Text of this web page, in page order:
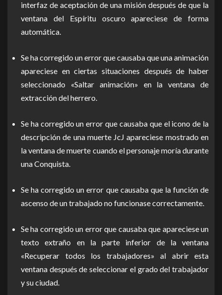
interfaz de aceptación de una misión después de que la
ventana del Espíritu oscuro apareciese de forma
automática.
Se ha corregido un error que causaba que una animación
apareciese en ciertas situaciones después de haber
seleccionado «Saltar animación» en la ventana de
extracción del herrero.
Se ha corregido un error que causaba que el icono de la
descripción de una muerte JcJ apareciese mostrado en
la ventana de muerte cuando el personaje moría durante
una Conquista.
Se ha corregido un error que causaba que la función de
ascenso de un trabajado no funcionase correctamente.
Se ha corregido un error que causaba que apareciese un
texto extraño en la parte inferior de la ventana
«Recuperar todos los trabajadores» al abrir esta
ventana después de seleccionar el grado del trabajador
y su ciudad.